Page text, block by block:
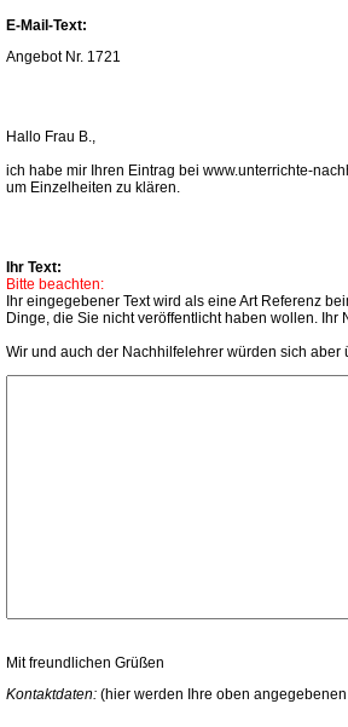
E-Mail-Text:
Angebot Nr. 1721
Hallo Frau B.,
ich habe mir Ihren Eintrag bei www.unterrichte-
um Einzelheiten zu klären.
Ihr Text:
Bitte beachten:
Ihr eingegebener Text wird als eine Art Referenz
Dinge, die Sie nicht veröffentlicht haben wollen.
Wir und auch der Nachhilfelehrer würden sich aber
Mit freundlichen Grüßen
Kontaktdaten: (hier werden Ihre oben